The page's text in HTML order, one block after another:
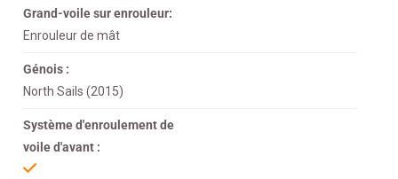
Grand-voile sur enrouleur:
Enrouleur de mât
Génois :
North Sails (2015)
Système d'enroulement de
voile d'avant :